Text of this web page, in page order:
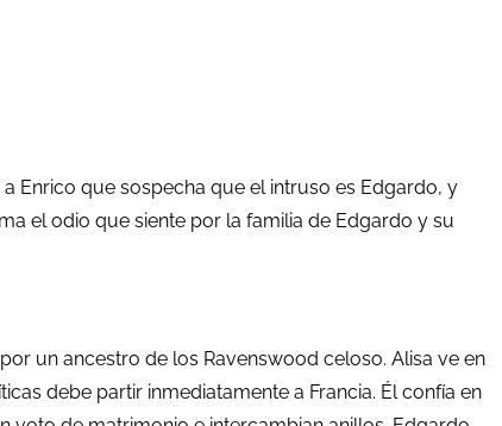
Enrico que sospecha que el intruso es Edgardo, y
el odio que siente por la familia de Edgardo y su
un ancestro de los Ravenswood celoso. Alisa ve en
debe partir inmediatamente a Francia. Él confía en